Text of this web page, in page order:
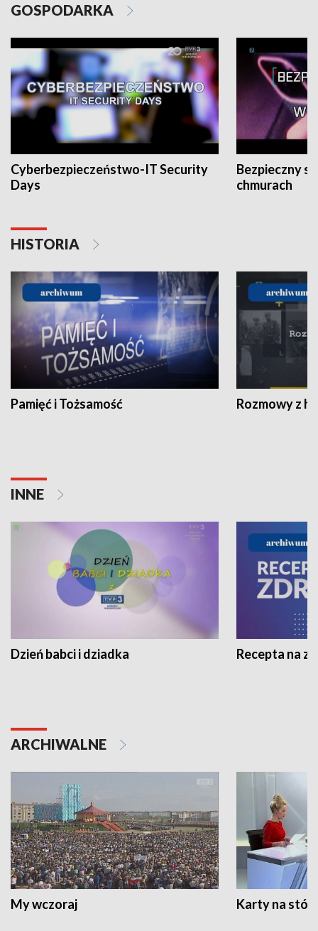
GOSPODARKA
Cyberbezpieczeństwo-IT Security
Days
Bezpieczny
chmurach
HISTORIA
Pamięć i Tożsamość Rozmowy z
INNE
Dzień babci i dziadka Recepta na
ARCHIWALNE
My wczoraj Karty na